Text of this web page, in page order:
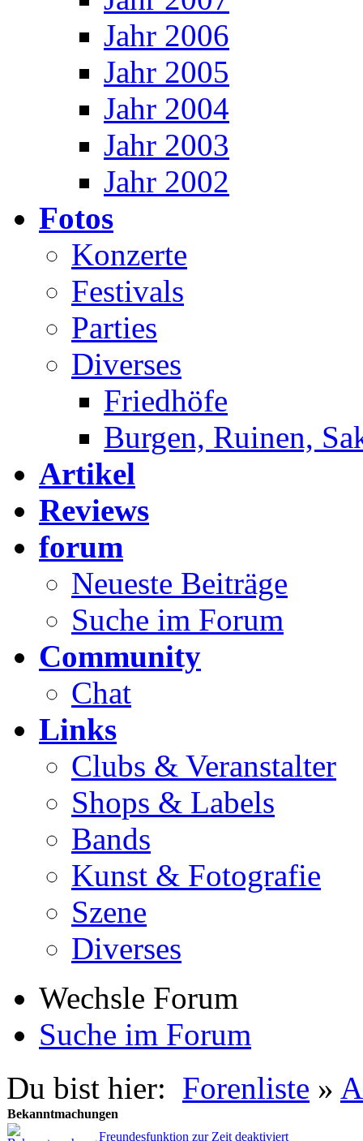
Jahr 2006
Jahr 2005
Jahr 2004
Jahr 2003
Jahr 2002
Fotos
Konzerte
Festivals
Parties
Diverses
Friedhöfe
Burgen, Ruinen,
Artikel
Reviews
forum
Neueste Beiträge
Suche im Forum
Community
Chat
Links
Clubs & Veranstalter
Shops & Labels
Bands
Kunst & Fotografie
Szene
Diverses
Wechsle Forum
Suche im Forum
Du bist hier: Forenliste »
Bekanntmachungen
Freundesfunktion zur Zeit deaktiviert